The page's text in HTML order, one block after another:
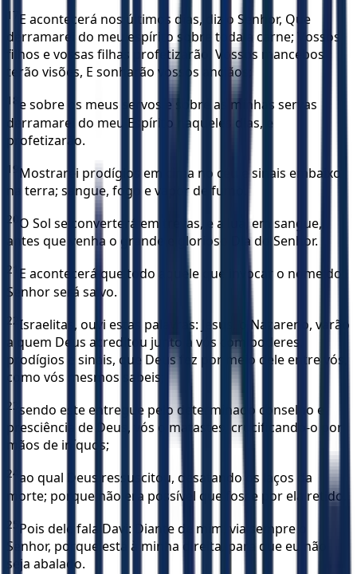
17 E acontecerá nos últimos dias, diz o Senhor, Que
derramarei do meu espírito sobre toda a carne; Vossos
filhos e vossas filhas profetizarão, Vossos mancebos
terão visões, E sonharão vossos anciãos;
18 e sobre os meus servos e sobre as minhas servas
derramarei do meu Espírito naqueles dias, e
profetizarão.
19 Mostrarei prodígios em cima no céu e sinais embaixo
na terra; sangue, fogo e vapor de fumo.
20 O Sol se converterá em trevas, e a lua, em sangue,
antes que venha o grande e glorioso Dia do Senhor.
21
E acontecerá que todo aquele que invocar o nome do
Senhor será salvo.
22 Israelitas, ouvi estas palavras: Jesus, o Nazareno, varão
a quem Deus acreditou junto a vós com poderes,
prodígios e sinais, que Deus fez por meio dele entre vós,
como vós mesmos sabeis;
23 sendo este entregue pelo determinado conselho e
presciência de Deus, vós o matastes, crucificando-o por
mãos de iníquos;
24 ao qual Deus ressuscitou, desatando os laços da
morte; porque não era possível que fosse por ela retido.
25 Pois dele fala Davi: Diante de mim, via sempre o
Senhor, porque está à minha direita, para que eu não
seja abalado.